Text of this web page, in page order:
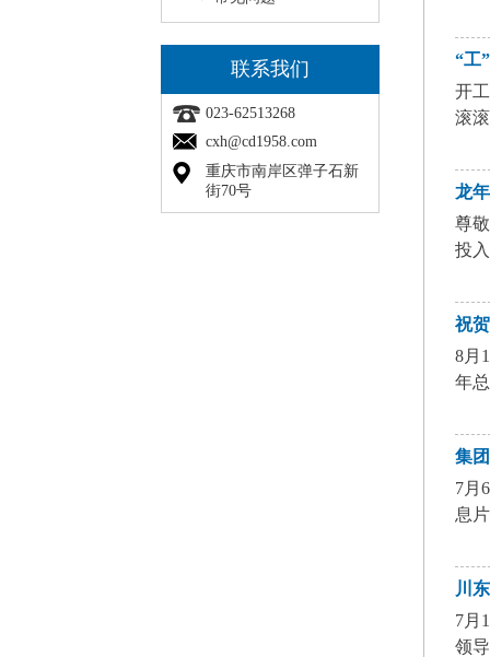
联系我们
023-62513268
cxh@cd1958.com
重庆市南岸区弹子石新
街70号
“工
开
滚
龙
尊
投
祝
8月
年
集
7月
息
川
7月
领